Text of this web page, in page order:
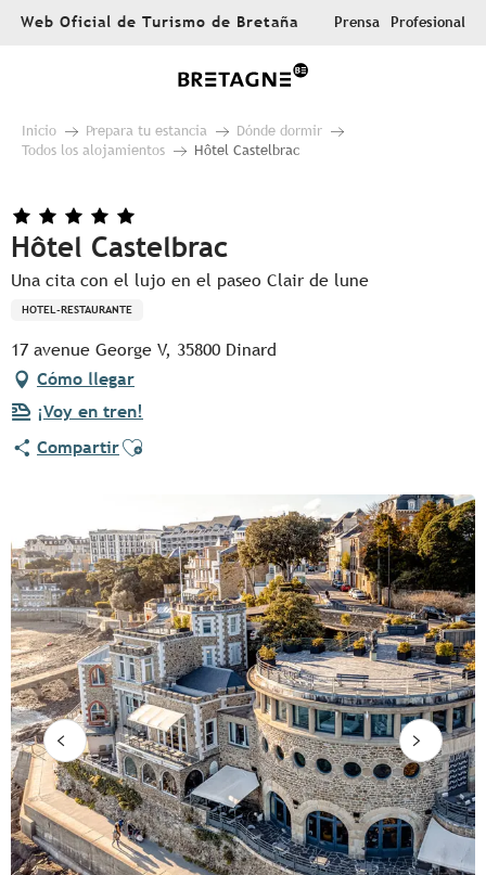
AllerWeb Oficial de Turismo de Bretaña Prensa Profesional
Inicio Prepara tu estancia
Dónde dormir
Todos los alojamientos
Hôtel Castelbrac
Hôtel Castelbrac
Una cita con el lujo en el paseo Clair de lune
HOTEL-RESTAURANTE
17 avenue George V, 35800 Dinard
Cómo llegar
¡Voy en tren!
CompartirAjouter aux favoris